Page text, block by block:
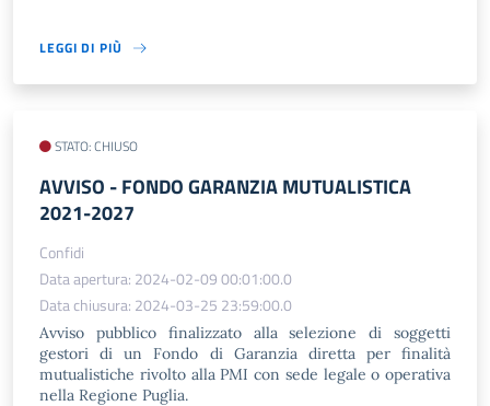
LEGGI DI PIÙ
STATO: CHIUSO
AVVISO - FONDO GARANZIA MUTUALISTICA
2021-2027
Confidi
Data apertura: 2024-02-09 00:01:00.0
Data chiusura: 2024-03-25 23:59:00.0
Avviso pubblico finalizzato alla selezione di soggetti
gestori di un Fondo di Garanzia diretta per finalità
mutualistiche rivolto alla PMI con sede legale o operativa
nella Regione Puglia.